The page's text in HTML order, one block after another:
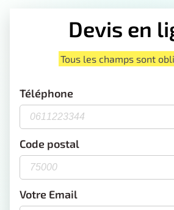
Devis en
Tous les champs sont
Téléphone
Code postal
Votre Email